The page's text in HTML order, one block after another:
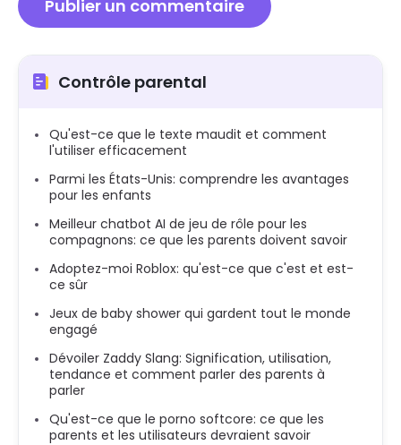
Contrôle parental
Qu'est-ce que le texte maudit et comment
l'utiliser efficacement
Parmi les États-Unis: comprendre les avantages
pour les enfants
Meilleur chatbot AI de jeu de rôle pour les
compagnons: ce que les parents doivent savoir
Adoptez-moi Roblox: qu'est-ce que c'est et est-
ce sûr
Jeux de baby shower qui gardent tout le monde
engagé
Dévoiler Zaddy Slang: Signification, utilisation,
tendance et comment parler des parents à
parler
Qu'est-ce que le porno softcore: ce que les
parents et les utilisateurs devraient savoir